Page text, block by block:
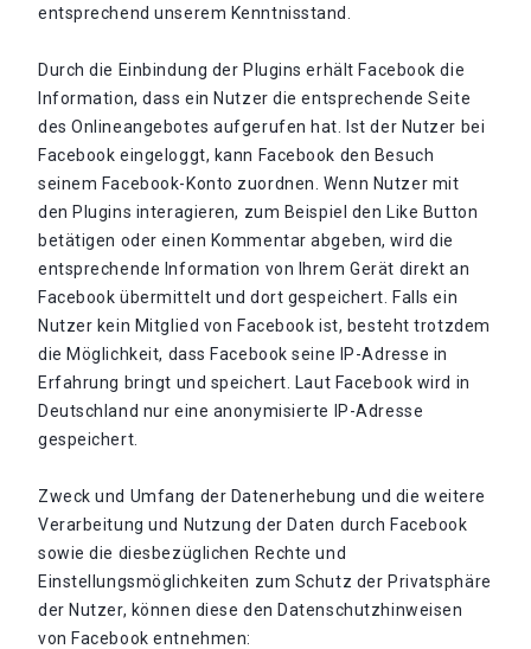
entsprechend unserem Kenntnisstand.
Durch die Einbindung der Plugins erhält Facebook die
Information, dass ein Nutzer die entsprechende Seite
des Onlineangebotes aufgerufen hat. Ist der Nutzer bei
Facebook eingeloggt, kann Facebook den Besuch
seinem Facebook-Konto zuordnen. Wenn Nutzer mit
den Plugins interagieren, zum Beispiel den Like Button
betätigen oder einen Kommentar abgeben, wird die
entsprechende Information von Ihrem Gerät direkt an
Facebook übermittelt und dort gespeichert. Falls ein
Nutzer kein Mitglied von Facebook ist, besteht trotzdem
die Möglichkeit, dass Facebook seine IP-Adresse in
Erfahrung bringt und speichert. Laut Facebook wird in
Deutschland nur eine anonymisierte IP-Adresse
gespeichert.
Zweck und Umfang der Datenerhebung und die weitere
Verarbeitung und Nutzung der Daten durch Facebook
sowie die diesbezüglichen Rechte und
Einstellungsmöglichkeiten zum Schutz der Privatsphäre
der Nutzer, können diese den Datenschutzhinweisen
von Facebook entnehmen: